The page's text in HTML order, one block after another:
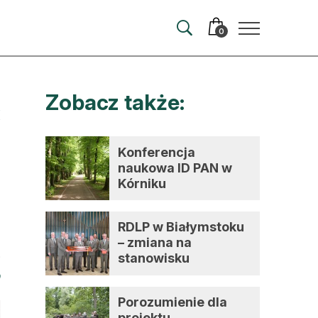
0
Zobacz także:
Konferencja
naukowa ID PAN w
Kórniku
RDLP w Białymstoku
– zmiana na
stanowisku
Porozumienie dla